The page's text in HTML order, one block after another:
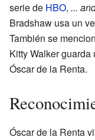
serie de HBO, ...
Bradshaw usa un
También se
Kitty Walker
Óscar de la Renta.
Óscar de la Renta